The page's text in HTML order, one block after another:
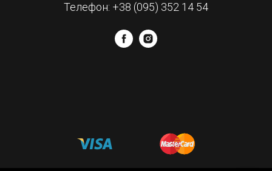
Телефон: +38 (095) 352 14 54